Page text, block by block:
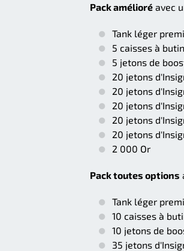
Pack amélioré avec
Tank léger
5 caisses à
5 jetons de
20 jetons
20 jetons
20 jetons
20 jetons
20 jetons
2 000 Or
Pack toutes options
Tank léger
10 caisses à
10 jetons de
35 jetons